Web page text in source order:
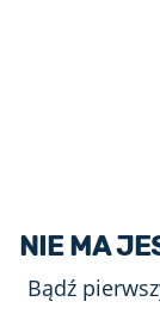
NIE MA
Bądź